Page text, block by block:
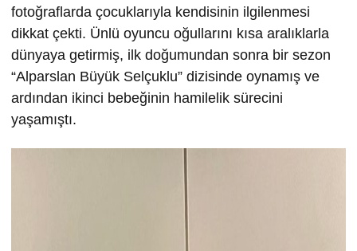
fotoğraflarda çocuklarıyla kendisinin ilgilenmesi
dikkat çekti. Ünlü oyuncu oğullarını kısa aralıklarla
dünyaya getirmiş, ilk doğumundan sonra bir sezon
“Alparslan Büyük Selçuklu” dizisinde oynamış ve
ardından ikinci bebeğinin hamilelik sürecini
yaşamıştı.